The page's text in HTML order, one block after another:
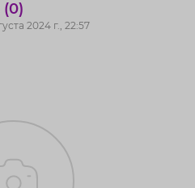
(0)
2024 г., 22:57